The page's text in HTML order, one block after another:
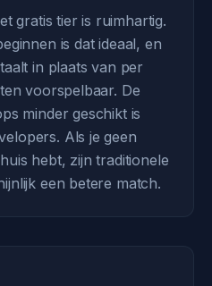
gratis tier is ruimhartig.
is dat ideaal, en
in plaats van per
voorspelbaar. De
minder geschikt is
Als je geen
hebt, zijn traditionele
een betere match.